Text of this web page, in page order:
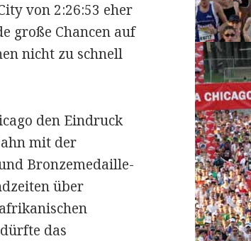
von 2:26:53 eher
große Chancen auf
nicht zu schnell
den Eindruck
mit der
Bronzemedaille-
über
das